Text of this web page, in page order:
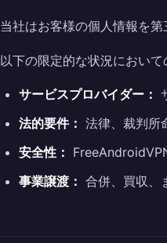
当社はお客様の個人情報を第
以下の限定的な状況におい
サービスプロバイダー：
法的要件： 法律、裁判所
安全性：
事業譲渡： 合併、買収、